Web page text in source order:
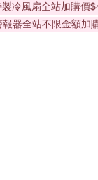
讀，無法以其他閱
法」第19條及行政
冷風扇全站加購價
器全站不限金額加